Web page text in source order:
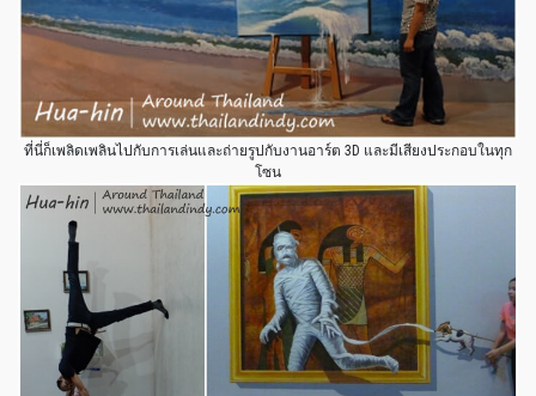
ที่นี่ก็เพลิดเพลินไปกับการเล่นและถ่ายรูปกับงานอาร์ต 3D และมีเสียงประกอบในทุก
โซน